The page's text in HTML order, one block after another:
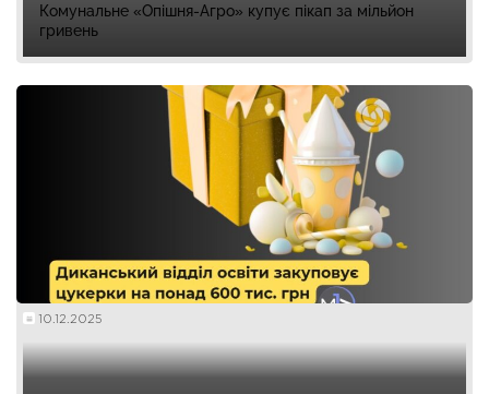
Комунальне «Опішня-Агро» купує пікап за мільйон
гривень
10.12.2025